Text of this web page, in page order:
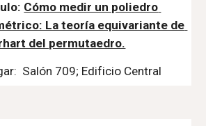
Cómo medir un poliedro
La teoría equivariante de
del permutaedro.
Salón 709; Edificio Central